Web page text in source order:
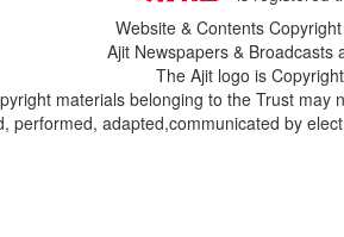
Website & Contents
Ajit Newspapers &
The Ajit logo is
materials belonging to the Trust
performed, adapted,communicated by